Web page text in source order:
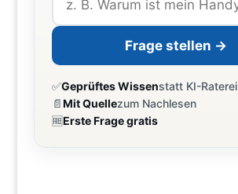
Frage stellen →
✅Geprüftes Wissenstatt KI-Raterei
📄Mit Quellezum Nachlesen
🆓Erste Frage gratis